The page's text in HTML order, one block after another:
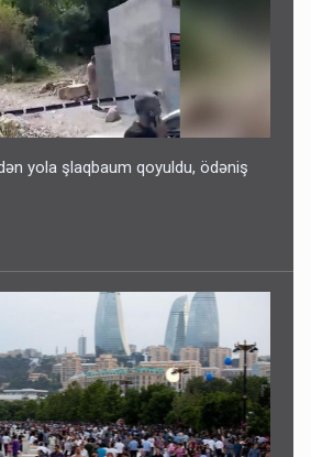
yola şlaqbaum qoyuldu, ödəniş